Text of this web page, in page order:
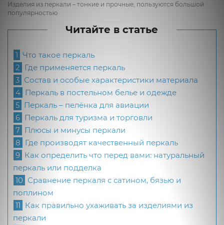
Изделия из перкали – тонкие и прочные, пользуются большой
популярностью
Читайте в статье
1 Что такое перкаль
2 Где применяется перкаль
3 Состав и особые характеристики материала
4 Перкаль в постельном белье и одежде
5 Перкаль – пелёнка для авиации
6 Перкаль для туризма и торговли
7 Плюсы и минусы перкали
8 Где производят качественный перкаль
9 Как определить что перед вами: натуральный
перкаль или подделка
10 Сравнение перкаля с сатином, бязью и
поплином
11 Как правильно ухаживать за изделиями из
перкали